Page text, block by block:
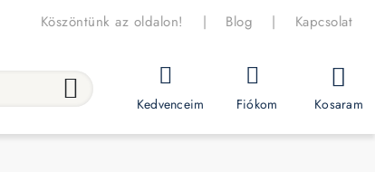
Köszöntünk az oldalon! | Blog | Kapcsolat
Kedvenceim Fiókom Kosaram